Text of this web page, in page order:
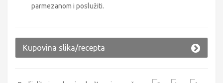
parmezanom i poslužiti.
Kupovina slika/recepta